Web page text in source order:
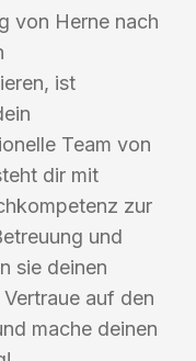
von Herne nach
ist
Team von
dir mit
zur
und
sie deinen
auf den
mache deinen